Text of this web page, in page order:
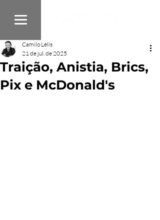
Traição, Anistia, Brics,
Pix e McDonald's
Camilo Lélis
21 de jul. de 2025